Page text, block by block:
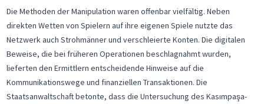
Die Methoden der Manipulation waren offenbar vielfältig. Neben
direkten Wetten von Spielern auf ihre eigenen Spiele nutzte das
Netzwerk auch Strohmänner und verschleierte Konten. Die digitalen
Beweise, die bei früheren Operationen beschlagnahmt wurden,
lieferten den Ermittlern entscheidende Hinweise auf die
Kommunikationswege und finanziellen Transaktionen. Die
Staatsanwaltschaft betonte, dass die Untersuchung des Kasımpaşa-